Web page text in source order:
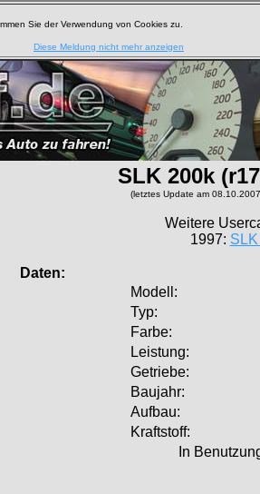
Sie der Verwendung von Cookies zu.
Diese Meldung nicht mehr anzeigen
SLK 200k
(letztes Update am
Weitere
1997:
Modell:
Typ:
Farbe:
Leistung:
Getriebe:
Baujahr:
Aufbau:
Kraftstoff:
In